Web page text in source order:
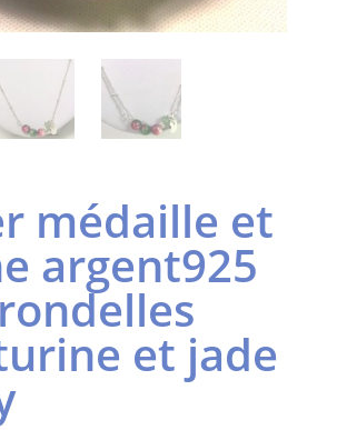
médaille et
argent925
et jade